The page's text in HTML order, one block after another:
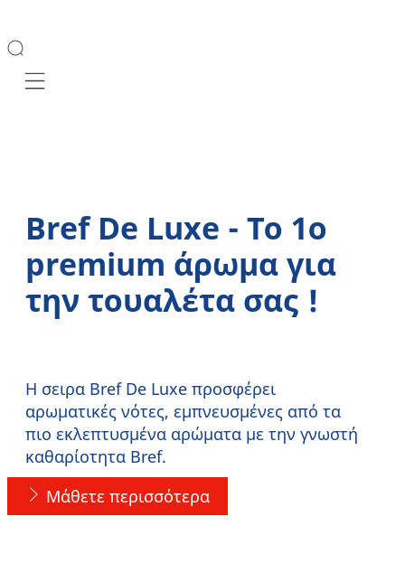
Mobile navigation
Bref De Luxe - Το 1ο
premium άρωμα για
την τουαλέτα σας !
Η σειρα Bref De Luxe προσφέρει
αρωματικές νότες, εμπνευσμένες από τα
πιο εκλεπτυσμένα αρώματα με την γνωστή
καθαρίοτητα Bref.
Μάθετε περισσότερα